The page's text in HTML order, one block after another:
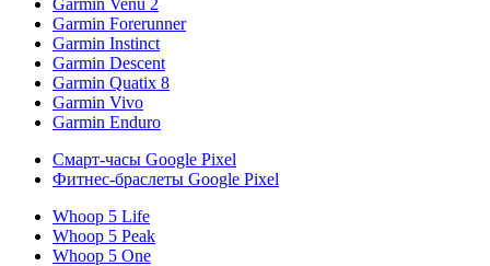
Garmin Venu 2
Garmin Forerunner
Garmin Instinct
Garmin Descent
Garmin Quatix 8
Garmin Vivo
Garmin Enduro
Смарт-часы Google Pixel
Фитнес-браслеты Google Pixel
Whoop 5 Life
Whoop 5 Peak
Whoop 5 One